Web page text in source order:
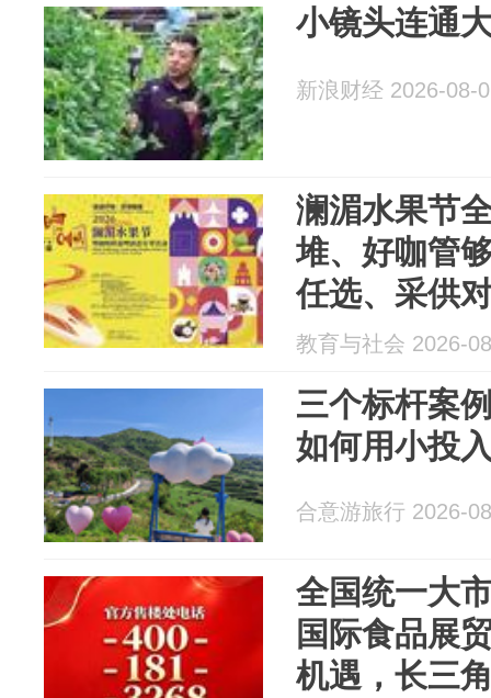
小镜头连通
新浪财经 2026-08-
澜湄水果节
堆、好咖管
任选、采供
键解锁！
教育与社会 2026-
三个标杆案
如何用小投
合意游旅行 2026-
全国统一大
国际食品展
机遇，长三